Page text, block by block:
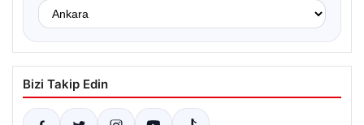
Bizi Takip Edin